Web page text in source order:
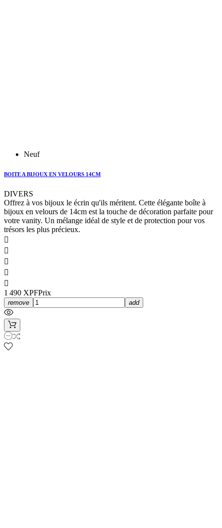
Neuf
BOITE A BIJOUX EN VELOURS 14CM
DIVERS
Offrez à vos bijoux le écrin qu'ils méritent. Cette élégante boîte à
bijoux en velours de 14cm est la touche de décoration parfaite pour
votre vanity. Un mélange idéal de style et de protection pour vos
trésors les plus précieux.





1 490 XPFPrix
remove add